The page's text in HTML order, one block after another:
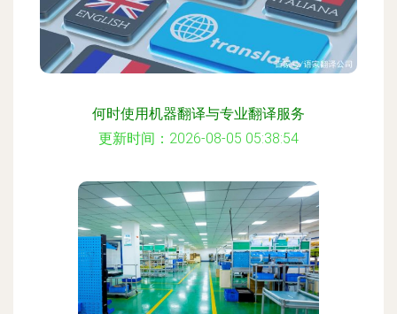
何时使用机器翻译与专业翻译服务
更新时间：2026-08-05 05:38:54